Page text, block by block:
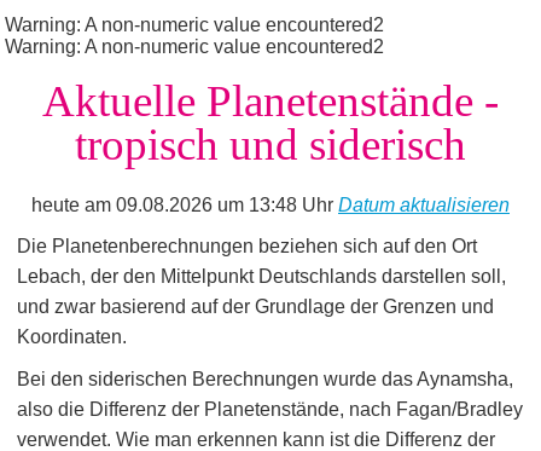
Warning: A non-numeric value encountered2
Warning: A non-numeric value encountered2
Aktuelle Planetenstände -
tropisch und siderisch
heute am 09.08.2026 um 13:48 Uhr Datum aktualisieren
Die Planetenberechnungen beziehen sich auf den Ort
Lebach, der den Mittelpunkt Deutschlands darstellen soll,
und zwar basierend auf der Grundlage der Grenzen und
Koordinaten.
Bei den siderischen Berechnungen wurde das Aynamsha,
also die Differenz der Planetenstände, nach Fagan/Bradley
verwendet. Wie man erkennen kann ist die Differenz der